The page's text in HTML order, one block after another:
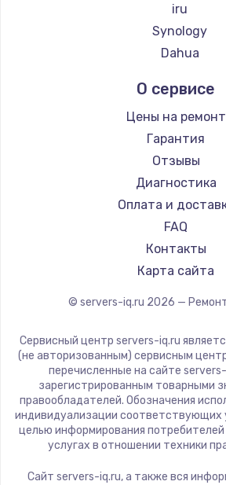
iru
Synology
Dahua
О сервисе
Цены на ремонт
Гарантия
Отзывы
Диагностика
Оплата и
FAQ
Контакты
Карта сайта
© servers-iq.ru 2026 —
Сервисный центр servers-iq.ru
(не авторизованным) сервисным
перечисленные на сайте
зарегистрированным товарными
правообладателей. Обозначения
индивидуализации соответствующих
целью информирования
услугах в отношении техники
Сайт servers-iq.ru, а также вся